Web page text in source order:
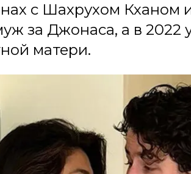
с Шахрухом Кханом
за Джонаса, а в 2022
матери.